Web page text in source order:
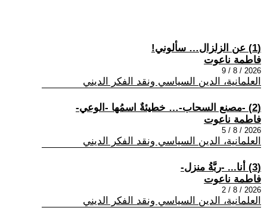
(1) عن الزلزال… سألوني!
فاطمة ناعوت
2026 / 8 / 9
العلمانية، الدين السياسي ونقد الفكر الديني
(2) -مصنع السحاب-… خطيئةٌ اسمُها -الوعي-
فاطمة ناعوت
2026 / 8 / 5
العلمانية، الدين السياسي ونقد الفكر الديني
(3) أنا... -ربَّةُ منزل-
فاطمة ناعوت
2026 / 8 / 2
العلمانية، الدين السياسي ونقد الفكر الديني